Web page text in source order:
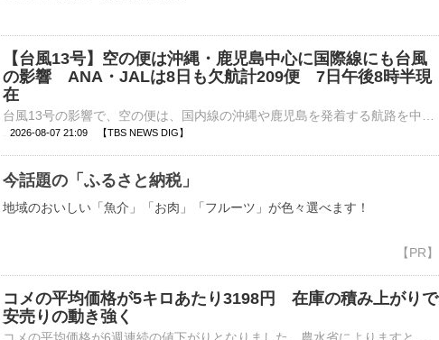
【台風13号】空の便は沖縄・鹿児島中心に国際線にも台風
の影響 ANA・JALは8日も欠航計209便 7日午後8時半現
在
2026-08-07 21:09 【TBS NEWS DIG】
今話題の「ふるさと納税」
地域のおいしい「魚介」「お肉」「フルーツ」が色々選べます！
コメの平均価格が5キロあたり3198円 在庫の積み上がりで
安売りの動き強く